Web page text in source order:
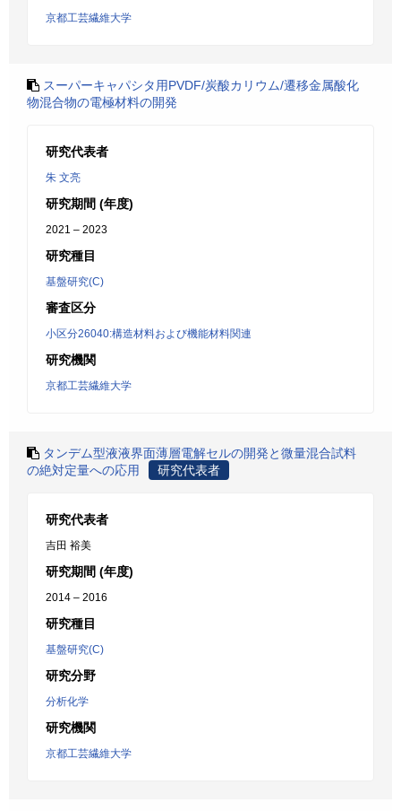
京都工芸繊維大学
スーパーキャパシタ用PVDF/炭酸カリウム/遷移金属酸化
物混合物の電極材料の開発
研究代表者
朱 文亮
研究期間 (年度)
2021 – 2023
研究種目
基盤研究(C)
審査区分
小区分26040:構造材料および機能材料関連
研究機関
京都工芸繊維大学
タンデム型液液界面薄層電解セルの開発と微量混合試料
の絶対定量への応用
研究代表者
研究代表者
吉田 裕美
研究期間 (年度)
2014 – 2016
研究種目
基盤研究(C)
研究分野
分析化学
研究機関
京都工芸繊維大学